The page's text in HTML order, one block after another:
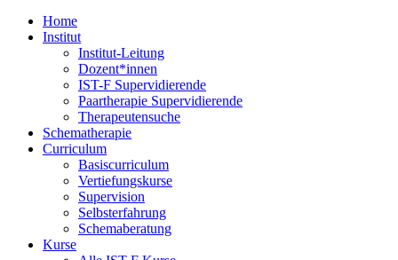
Home
Institut
Institut-Leitung
Dozent*innen
IST-F Supervidierende
Paartherapie Supervidierende
Therapeutensuche
Schematherapie
Curriculum
Basiscurriculum
Vertiefungskurse
Supervision
Selbsterfahrung
Schemaberatung
Kurse